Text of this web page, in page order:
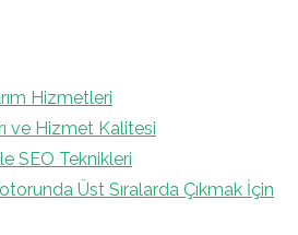
Hizmetleri
ve Hizmet Kalitesi
SEO Teknikleri
Üst Sıralarda Çıkmak İçin